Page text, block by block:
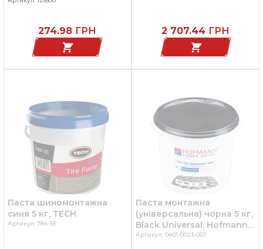
274.98 ГРН 2 707.44 ГРН
Паста шиномонтажна
синя 5 кг, TECH
Артикул: 784-5Е
Паста монтажна
(універсальна) чорна 5 кг,
Black Universal, Hofmann
PW, Німеччина
Артикул: 0401-0023-057